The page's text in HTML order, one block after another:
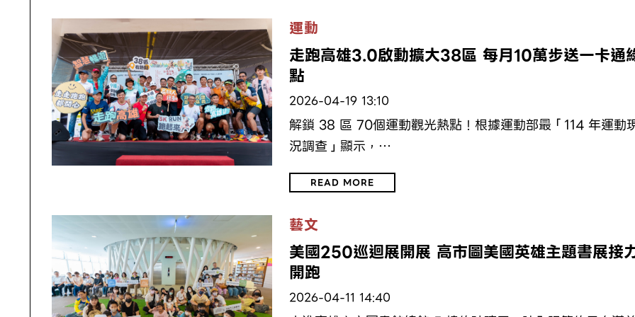
運動
走跑高雄3.0啟動擴大38區 每月10萬步送一卡通
點
2026-04-19 13:10
解鎖 38 區 70個運動觀光熱點！根據運動部最「114 年運動
況調查」顯示，…
READ MORE
藝文
美國250巡迴展開展 高市圖美國英雄主題書展接
開跑
2026-04-11 14:40